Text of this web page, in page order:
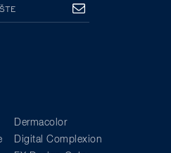
PRETPLATA
Dermacolor
Digital Complexion